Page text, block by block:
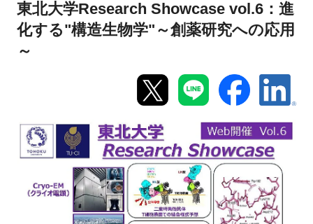
施設ご予約
新規登録
イベント
東北大学Research Showcase vol.6：進
化する"構造生物学"～創薬研究への応用
～